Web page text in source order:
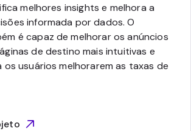
melhores insights e melhora a
informada por dados. O
é capaz de melhorar os anúncios
de destino mais intuitivas e
usuários melhorarem as taxas de